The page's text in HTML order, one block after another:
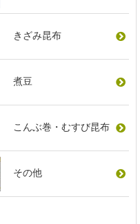
きざみ昆布
煮豆
こんぶ巻 ・ むすび昆布
その他